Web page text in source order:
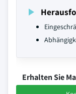
Erhalten Sie